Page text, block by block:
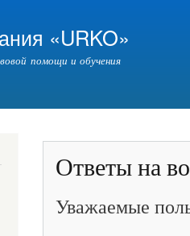
«URKO»
помощи и обучения
Ответы на
Уважаемые